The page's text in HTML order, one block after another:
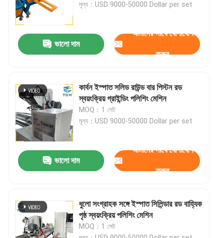
আমাদের সম্বন্ধে
কারখানা পরিদর্শন
আমাদের সাথে যোগাযোগ করুন
খবর
মামলা
একটি উদ্ধৃতি অনুরোধ
ট্যাংক পোলিশিং মেশিন
মূল্য：USD 9000-50000 Dollar per set
ভালো দাম
আমাদের সাথে যোগাযোগ
করুন
কার্বন ইস্পাত সলিড রাউন্ড বার পিস্টন রড
স্বয়ংক্রিয় গ্রাইন্ডিং পলিশিং মেশিন
MOQ：1 সেট
মূল্য：USD 9000-50000 Dollar per set
ভালো দাম
আমাদের সাথে যোগাযোগ
করুন
ধুলো সংগ্রাহক সঙ্গে ইস্পাত সিলিন্ডার রড বাহ্যিক
পৃষ্ঠ স্বয়ংক্রিয় পলিশিং মেশিন
MOQ：1 সেট